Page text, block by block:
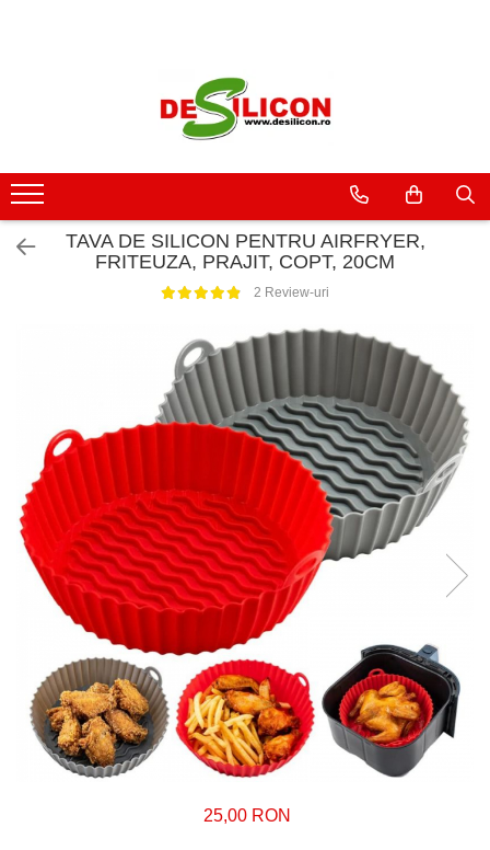
TAVA DE SILICON PENTRU AIRFRYER,
FRITEUZA, PRAJIT, COPT, 20CM
2 Review-uri
25,00 RON